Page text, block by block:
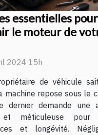
essentielles pour
le moteur de
2024 15h
de véhicule
machine repose sous le
dernier demande une
et méticuleuse pour
et longévité.